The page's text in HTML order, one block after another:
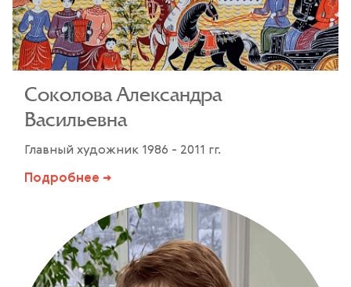
Соколова Александра
Васильевна
Главный художник 1986 - 2011 гг.
Подробнее →